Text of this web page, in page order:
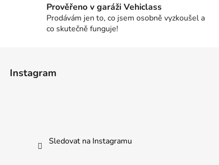
Prověřeno v garáži Vehiclass
Prodávám jen to, co jsem osobně vyzkoušel a
co skutečně funguje!
Instagram
Sledovat na Instagramu